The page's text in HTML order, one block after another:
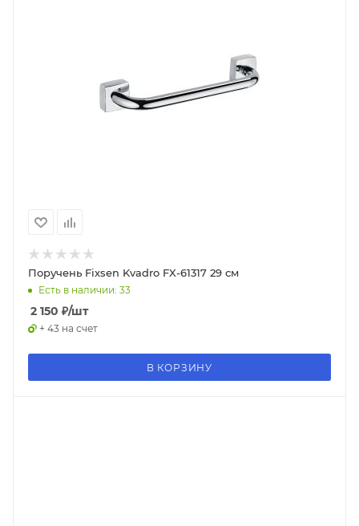
Поручень Fixsen Kvadro FX-61317 29 см
Есть в наличии: 33
2 150 ₽/шт
+ 43 на счет
В КОРЗИНУ